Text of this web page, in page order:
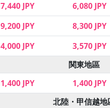
7,440 JPY 6,080 JPY
9,200 JPY 8,300 JPY
4,000 JPY 3,570 JPY
関東地區
1,400 JPY 1,400 JPY
北陸・甲信越地